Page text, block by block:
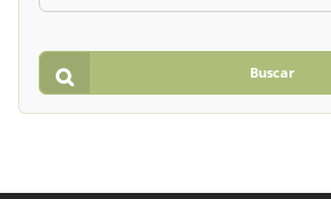
Buscar